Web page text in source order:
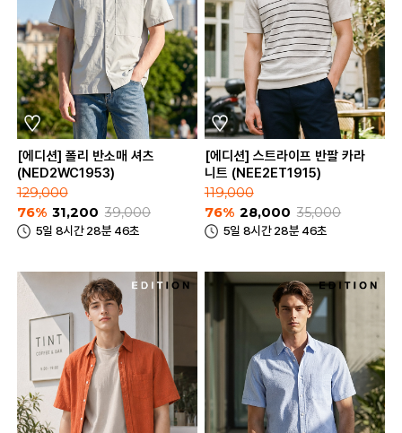
[에디션] 폴리 반소매 셔츠
(NED2WC1953)
129,000
76% 31,200 39,000
5일 8시간 28분 46초
[에디션] 스트라이프 반팔 카라
니트 (NEE2ET1915)
119,000
76% 28,000 35,000
5일 8시간 28분 46초